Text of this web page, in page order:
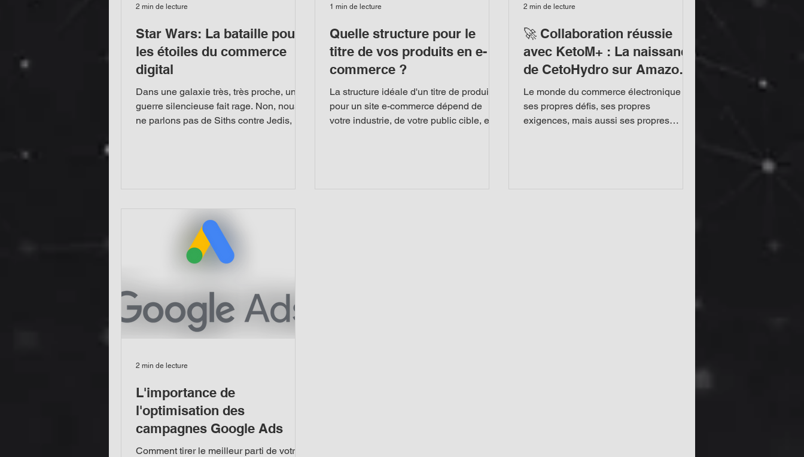
Star Wars: La bataille pour
les étoiles du commerce
digital
Dans une galaxie très, très proche, une
guerre silencieuse fait rage. Non, nous
ne parlons pas de Siths contre Jedis, ni
2 min de lecture
Quelle structure pour le
titre de vos produits en e-
commerce ?
La structure idéale d'un titre de produit
pour un site e-commerce dépend de
votre industrie, de votre public cible, et
1 min de lecture
🚀 Collaboration réussie
avec KetoM+ : La naissance
de CetoHydro sur Amazon
via FBA 🌟
Le monde du commerce électronique a
ses propres défis, ses propres
exigences, mais aussi ses propres
2 min de lecture
L'importance de
l'optimisation des
campagnes Google Ads
Comment tirer le meilleur parti de votre
2 min de lecture